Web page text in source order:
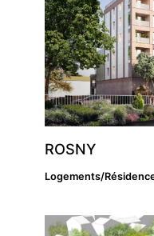
ROSNY
Logements/